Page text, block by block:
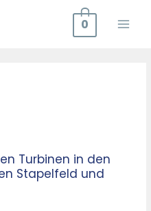
0
Turbinen in den
Stapelfeld und